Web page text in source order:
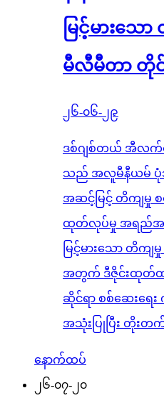
မြင့်မားသော
မီလီမီတာ တိုင်
၂၆-၀၆-၂၉
ဒစ်ဂျစ်တယ် အီလက်
သည် အလူမီနီယမ် ပုံ
အဆင့်မြင့် တိကျမှု စ
ထုတ်လုပ်မှု အရည်အသွ
မြင့်မားသော တိက
အတွက် ဒီဇိုင်းထုတ်ထာ
ဆိုင်ရာ စစ်ဆေးရေး
အသုံးပြုပြီး တိုးတ
နောက်ထပ်
၂၆-၀၇-၂၀